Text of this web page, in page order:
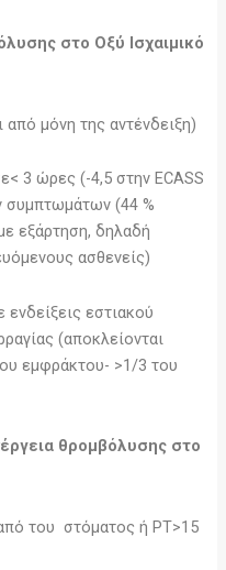
στο Οξύ Ισχαιμικό
μόνη της αντένδειξη)
3 ώρες (-4,5 στην ECASS
(44 %
εξάρτηση, δηλαδή
ασθενείς)
εστιακού
(αποκλείονται
εμφράκτου- >1/3 του
θρομβόλυσης στο
του στόματος ή PT>15